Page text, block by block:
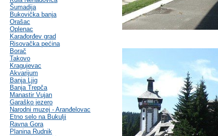
Šumadija
Bukovička banja
Orašac
Oplenac
Karađorđev grad
Risovačka pećina
Borač
Takovo
Kragujevac
Akvarijum
Banja Ljig
Banja Trepča
Manastir Vujan
Garaško jezero
Narodni muzej - Aranđelovac
Etno selo na Bukulji
Ravna Gora
Planina Rudnik